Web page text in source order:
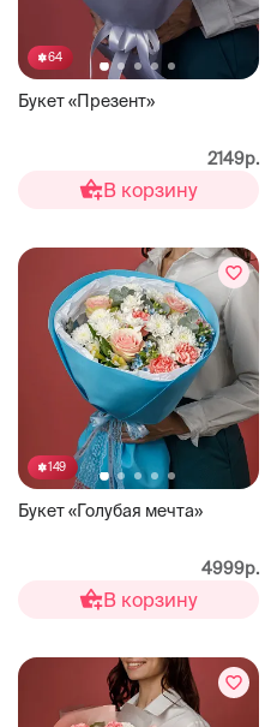
64
Букет «Презент»
2149р.
В корзину
149
Букет «Голубая мечта»
4999р.
В корзину